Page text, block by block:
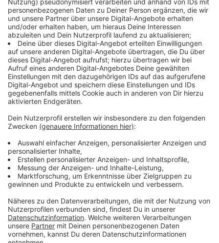
Das Rezept: "Pasta Diavola"
Anzeige
Zutaten:
150gr. Diavoletta, Salsiccia oder Chrizo
350gr Pasta
8 EL Olivenöl (je nach Größe der Pfanne sollte der
ganze Boden bedeckt sein)
Parmesan oder Grana Padano
Ciabatta
Und so bereitet ihr das Essen zu:
Anzeige